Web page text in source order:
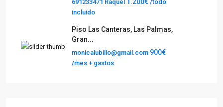
691233471 Raquel
/todo
incluido
Piso Las Canteras, Las Palmas,
Gran...
monicalubillo@gmail.com 900€
/mes + gastos